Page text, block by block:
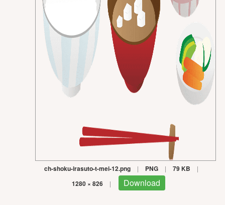
ch-shoku-irasuto-t-mei-12.png | PNG | 79 KB |
1280 × 826 | Download